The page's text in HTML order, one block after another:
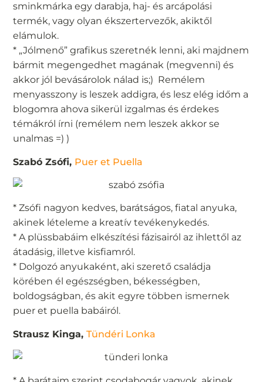
sminkmárka egy darabja, haj- és arcápolási
termék, vagy olyan ékszertervezők, akiktől
elámulok.
* „Jólmenő” grafikus szeretnék lenni, aki majdnem
bármit megengedhet magának (megvenni) és
akkor jól bevásárolok nálad is;) Remélem
menyasszony is leszek addigra, és lesz elég időm a
blogomra ahova sikerül izgalmas és érdekes
témákról írni (remélem nem leszek akkor se
unalmas =) )
Szabó Zsófi, Puer et Puella
* Zsófi nagyon kedves, barátságos, fiatal anyuka,
akinek lételeme a kreatív tevékenykedés.
* A plüssbabáim elkészítési fázisairól az ihlettől az
átadásig, illetve kisfiamról.
* Dolgozó anyukaként, aki szerető családja
körében él egészségben, békességben,
boldogságban, és akit egyre többen ismernek
puer et puella babáiról.
Strausz Kinga,Tündéri Lonka